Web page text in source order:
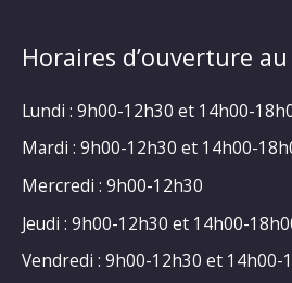
Horaires d’ouverture
Lundi : 9h00-12h30 et 14h00-
Mardi : 9h00-12h30 et 14h00-
Mercredi : 9h00-12h30
Jeudi : 9h00-12h30 et 14h00-
Vendredi : 9h00-12h30 et 14h00-